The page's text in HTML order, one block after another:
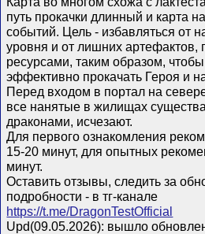
путь прокачки длинный и карта
событий. Цель - избавляться от
уровня и от лишних артефактов,
ресурсами, таким образом,
эффективно прокачать Героя и
Перед входом в портал на
все нанятые в жилищах
драконами, исчезают.
Для первого ознакомления
15-20 минут, для опытных
минут.
Оставить отзывы, следить за
подробности - в тг-канале
https://t.me/DragonTestOfficial
Upd(09.05.2026): вышло